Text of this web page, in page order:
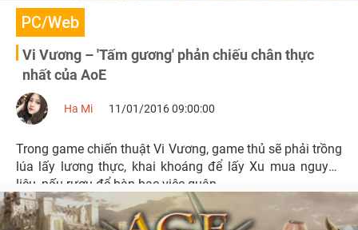
PC/Web
Vi Vương – 'Tấm gương' phản chiếu chân thực
nhất của AoE
Ha Mi 11/01/2016 09:00:00
Trong game chiến thuật Vi Vương, game thủ sẽ phải trồng
lúa lấy lương thực, khai khoáng để lấy Xu mua nguyên
liệu, nấu rượu để bàn bạc việc quân…